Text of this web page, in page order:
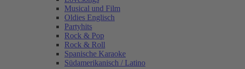
Musical und Film
Oldies Englisch
Partyhits
Rock & Pop
Rock & Roll
Spanische Karaoke
Südamerikanisch / Latino